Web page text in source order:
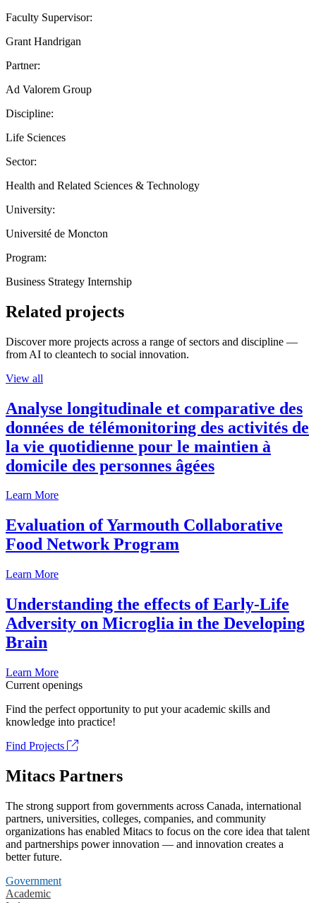
Faculty Supervisor:
Grant Handrigan
Partner:
Ad Valorem Group
Discipline:
Life Sciences
Sector:
Health and Related Sciences & Technology
University:
Université de Moncton
Program:
Business Strategy Internship
Related projects
Discover more projects across a range of sectors and discipline —
from AI to cleantech to social innovation.
View all
Analyse longitudinale et comparative des
données de télémonitoring des activités de
la vie quotidienne pour le maintien à
domicile des personnes âgées
Learn More
Evaluation of Yarmouth Collaborative
Food Network Program
Learn More
Understanding the effects of Early-Life
Adversity on Microglia in the Developing
Brain
Learn More
Current openings
Find the perfect opportunity to put your academic skills and
knowledge into practice!
Find Projects
Mitacs Partners
The strong support from governments across Canada, international
partners, universities, colleges, companies, and community
organizations has enabled Mitacs to focus on the core idea that talent
and partnerships power innovation — and innovation creates a
better future.
Government
Academic